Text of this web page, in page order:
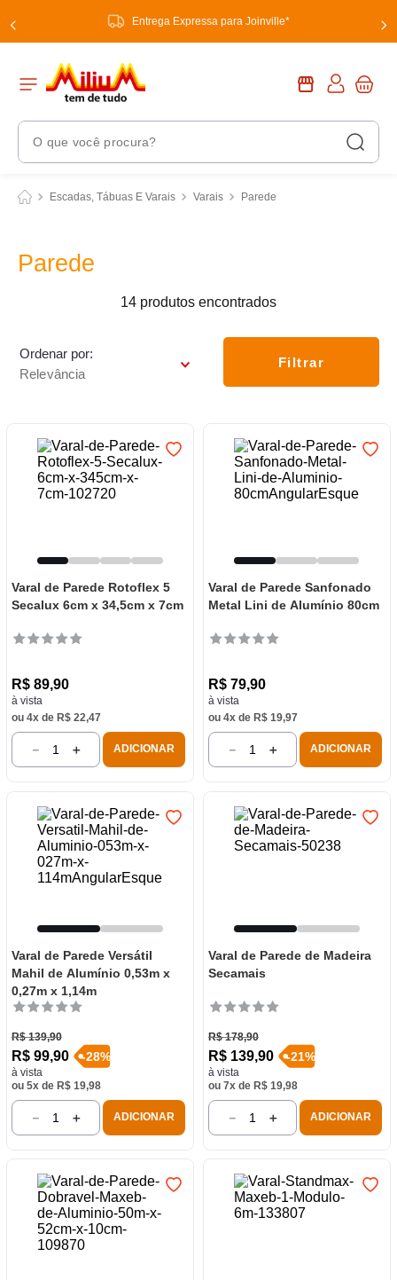
Entrega Expressa para Joinville*
O que você procura?
Escadas, Tábuas E Varais Varais Parede
Parede
14 produtos
Ordenar por
Relevância
Filtrar
Varal de Parede Rotoflex 5
Secalux 6cm x 34,5cm x 7cm
R$ 89,90
à vista
ou 4x de R$ 22,47
＋
－ ADICIONAR
Varal de Parede Sanfonado
Metal Lini de Alumínio 80cm
R$ 79,90
à vista
ou 4x de R$ 19,97
＋
－ ADICIONAR
Varal de Parede Versátil
Mahil de Alumínio 0,53m x
0,27m x 1,14m
R$ 139,90
R$ 99,90
à vista
-28%
ou 5x de R$ 19,98
＋
－ ADICIONAR
Varal de Parede de Madeira
Secamais
R$ 178,90
R$ 139,90
à vista
-21%
ou 7x de R$ 19,98
＋
－ ADICIONAR
Termos Mais Buscados
2 º tinta
5º
6º luminária
8º panelas
9º varal
10º caneca